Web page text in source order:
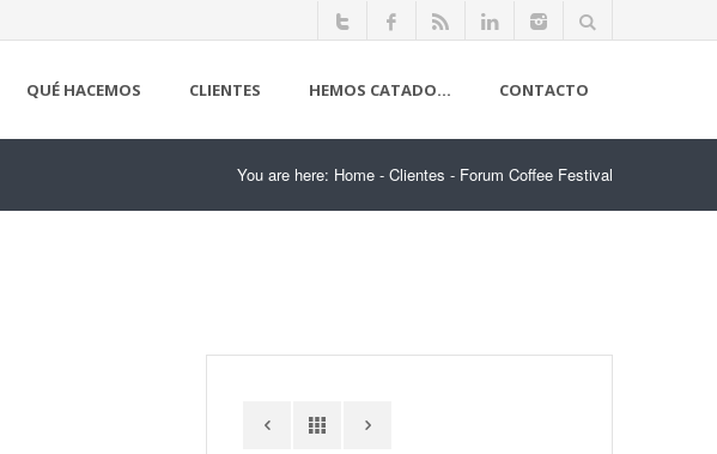
QUÉ HACEMOS CLIENTES HEMOS CATADO… CONTACTO
You are here: Home - Clientes - Forum Coffee Festival